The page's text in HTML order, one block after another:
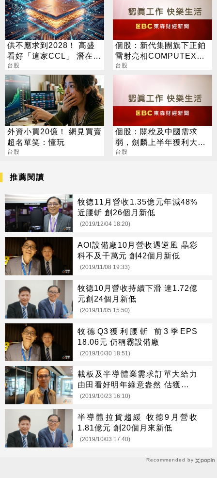
供不應求到2028！ 高盛
看好「這家CCL」 潛在漲
幅171%
台股
個股：新代集團旗下正鉑
雷射亮相COMPUTEX，
揭AI伺服器「智動化」一
台股
外資小買20億！ 網見買賣
超名單笑：懂玩
台股
個股：關稅及中國需求
弱，劍麟上半年獲利大減
逾四成，每股盈餘1.75元
台股
Recommended by
推薦閱讀
牧德11月營收1.35億元年減48%
近腰斬 創26個月新低
(2019/12/04 18:20)
AOI設備廠10月營收遇逆風 晶彩
科不及千萬元 創42個月新低
(2019/11/08 19:33)
牧德10月營收持續下滑 達1.72億
元創24個月新低
(2019/11/05 15:50)
牧德Q3獲利腰斬 前3季EPS
18.06元 仍稱霸設備廠
(2019/10/30 18:51)
載板及半導體業需求訂單大給力
由田看好明年綠意盎然 估獲利將
優於今年
(2019/10/23 16:10)
半導體拉貨趨緩 牧德9月營收
1.81億元 創20個月來新低
(2019/10/03 17:40)